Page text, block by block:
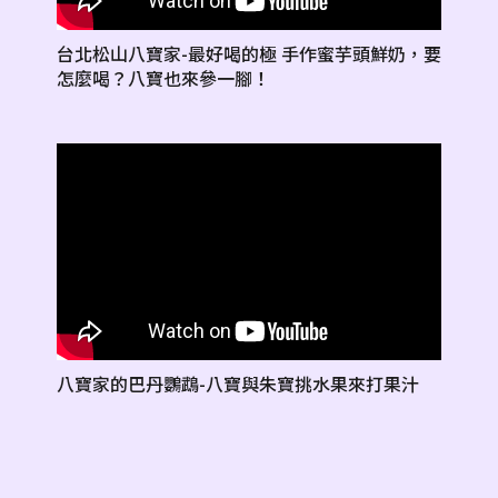
台北松山八寶家-最好喝的極 手作蜜芋頭鮮奶，要
怎麼喝？八寶也來參一腳！
八寶家的巴丹鸚鵡-八寶與朱寶挑水果來打果汁